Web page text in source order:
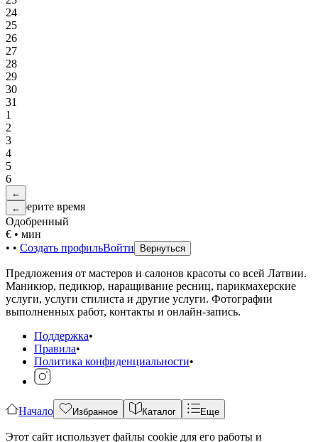
24
25
26
27
28
29
30
31
1
2
3
4
5
6
←
Выберите время
←
Одобренный
€ • мин
• • Создать профильВойти Вернуться
Предложения от мастеров и салонов красоты со всей Латвии.
Маникюр, педикюр, наращивание ресниц, парикмахерские
услуги, услуги стилиста и другие услуги. Фотографии
выполненных работ, контакты и онлайн-запись.
Поддержка•
Правила•
Политика конфиденциальности•
Начало Избранное Каталог Еще
Этот сайт использует файлы cookie для его работы и